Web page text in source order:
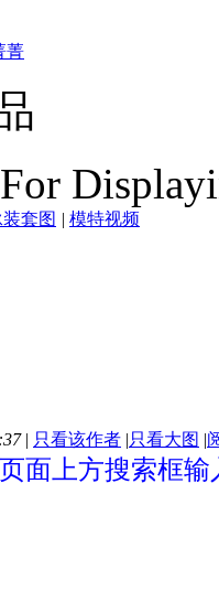
菁
套图 | 模特视频
| 只看该作者 |只看大图 |
面上方搜索框输